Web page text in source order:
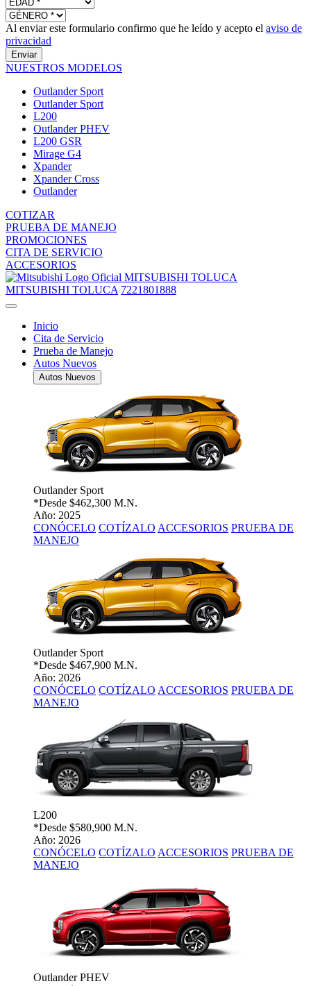
Al enviar este formulario confirmo que he leído y acepto el aviso de
privacidad
Enviar
NUESTROS MODELOS
Outlander Sport
Outlander Sport
L200
Outlander PHEV
L200 GSR
Mirage G4
Xpander
Xpander Cross
Outlander
COTIZAR
PRUEBA DE MANEJO
PROMOCIONES
CITA DE SERVICIO
ACCESORIOS
MITSUBISHI TOLUCA
MITSUBISHI TOLUCA 7221801888
Inicio
Cita de Servicio
Prueba de Manejo
Autos Nuevos
Autos Nuevos
Outlander Sport
*Desde $462,300 M.N.
Año: 2025
CONÓCELO COTÍZALO ACCESORIOS PRUEBA DE
MANEJO
Outlander Sport
*Desde $467,900 M.N.
Año: 2026
CONÓCELO COTÍZALO ACCESORIOS PRUEBA DE
MANEJO
L200
*Desde $580,900 M.N.
Año: 2026
CONÓCELO COTÍZALO ACCESORIOS PRUEBA DE
MANEJO
Outlander PHEV